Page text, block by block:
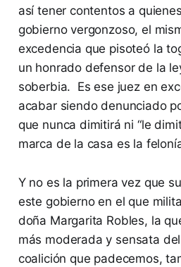
así tener contentos a
gobierno vergonzoso, el
excedencia que pisoteó la
un honrado defensor de la
soberbia. Es ese juez en
acabar siendo denunciado
que nunca dimitirá ni “le
marca de la casa es la
Y no es la primera vez que
este gobierno en el que
doña Margarita Robles, la
más moderada y sensata
coalición que padecemos,